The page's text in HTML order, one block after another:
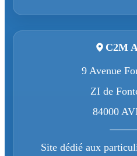
C2M
9 Avenue
ZI de
84000
Site dédié aux